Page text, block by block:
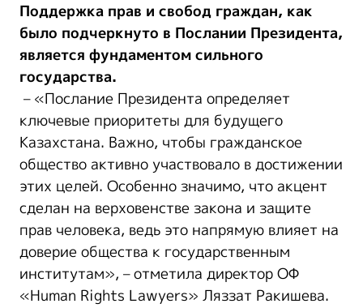
Поддержка прав и свобод граждан, как
было подчеркнуто в Послании Президента,
является фундаментом сильного
государства.
– «Послание Президента определяет
ключевые приоритеты для будущего
Казахстана. Важно, чтобы гражданское
общество активно участвовало в достижении
этих целей. Особенно значимо, что акцент
сделан на верховенстве закона и защите
прав человека, ведь это напрямую влияет на
доверие общества к государственным
институтам», – отметила директор ОФ
«Human Rights Lawyers» Ляззат Ракишева.